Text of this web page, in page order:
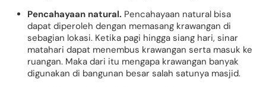
Pencahayaan natural. Pencahayaan natural bisa
dapat diperoleh dengan memasang krawangan di
sebagian lokasi. Ketika pagi hingga siang hari, sinar
matahari dapat menembus krawangan serta masuk ke
ruangan. Maka dari itu mengapa krawangan banyak
digunakan di bangunan besar salah satunya masjid.